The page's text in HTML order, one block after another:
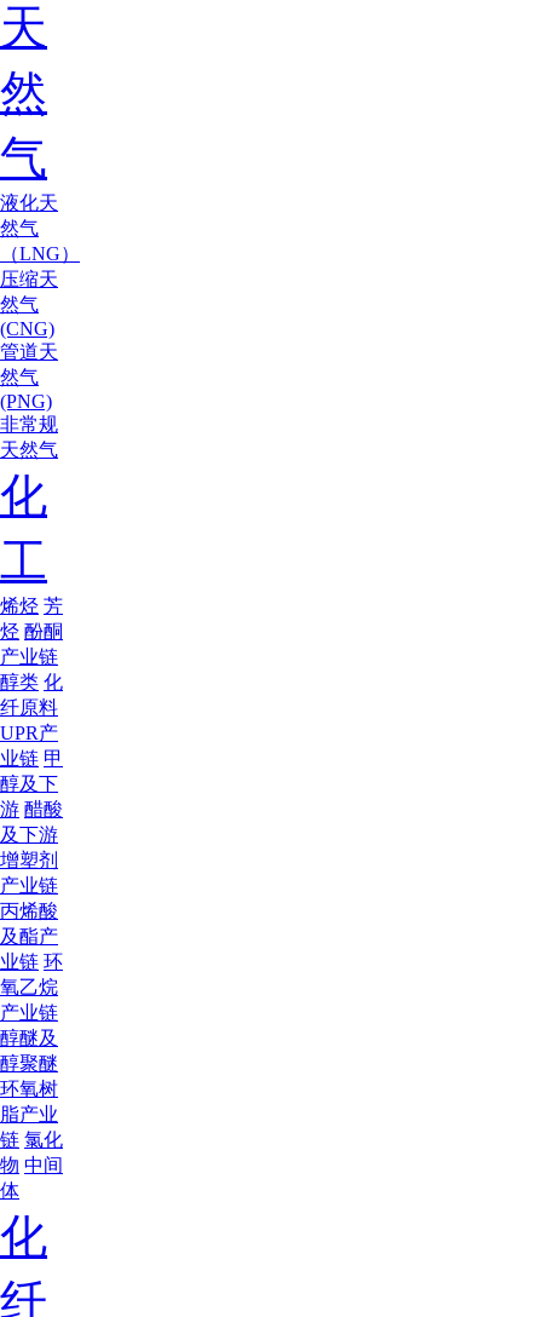
天
然
气
液化天
然气
（LNG）
压缩天
然气
(CNG)
管道天
然气
(PNG)
非常规
天然气
化
工
烯烃 芳
烃 酚酮
产业链
醇类 化
纤原料
UPR产
业链 甲
醇及下
游 醋酸
及下游
增塑剂
产业链
丙烯酸
及酯产
业链 环
氧乙烷
产业链
醇醚及
醇聚醚
环氧树
脂产业
链 氯化
物 中间
体
化
纤